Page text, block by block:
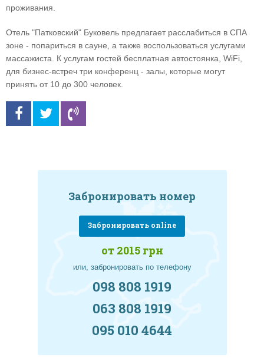
проживания.
Отель "Патковский" Буковель предлагает расслабиться в СПА
зоне - попариться в сауне, а также воспользоваться услугами
массажиста. К услугам гостей бесплатная автостоянка, WiFi,
для бизнес-встреч три конференц - залы, которые могут
принять от 10 до 300 человек.
Забронировать номер
Забронировать online
от 2015 грн
или, забронировать по телефону
098 808 1919
063 808 1919
095 010 4644